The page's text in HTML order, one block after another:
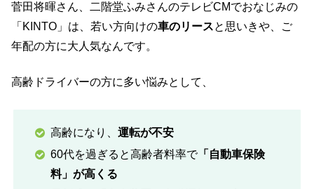
菅⽥将暉さん、⼆階堂ふみさんのテレビCMでおなじみの
「KINTO」は、若い方向けの車のリースと思いきや、ご
年配の方に大人気なんです。
高齢ドライバーの方に多い悩みとして、
高齢になり、運転が不安
60代を過ぎると高齢者料率で「自動車保険
料」が高くる